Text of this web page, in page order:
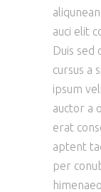
auci elit
Duis sed
cursus a
ipsum
auctor a
erat
aptent
per